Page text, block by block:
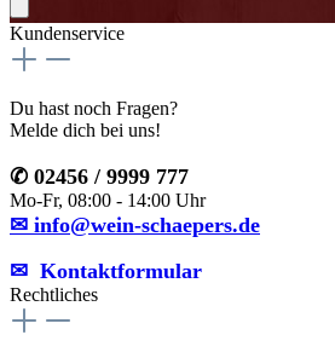
Kundenservice
Du hast noch Fragen?
Melde dich bei uns!
✆ 02456 / 9999 777
Mo-Fr, 08:00 - 14:00 Uhr
✉ info@wein-schaepers.de
✉︎ Kontaktformular
Rechtliches